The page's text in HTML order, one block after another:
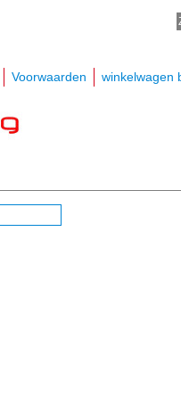
Voorwaarden winkelwagen